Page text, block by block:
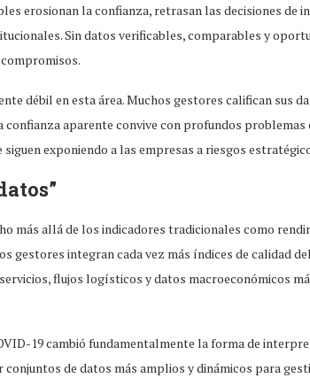
erosionan la confianza, retrasan las decisiones de
Sin datos verificables, comparables y
débil en esta área. Muchos gestores califican sus
confianza aparente convive con profundos
exponiendo a las empresas a riesgos
más allá de los indicadores tradicionales como
gestores integran cada vez más índices de calidad
flujos logísticos y datos macroeconómicos
19 cambió fundamentalmente la forma de
de datos más amplios y dinámicos para